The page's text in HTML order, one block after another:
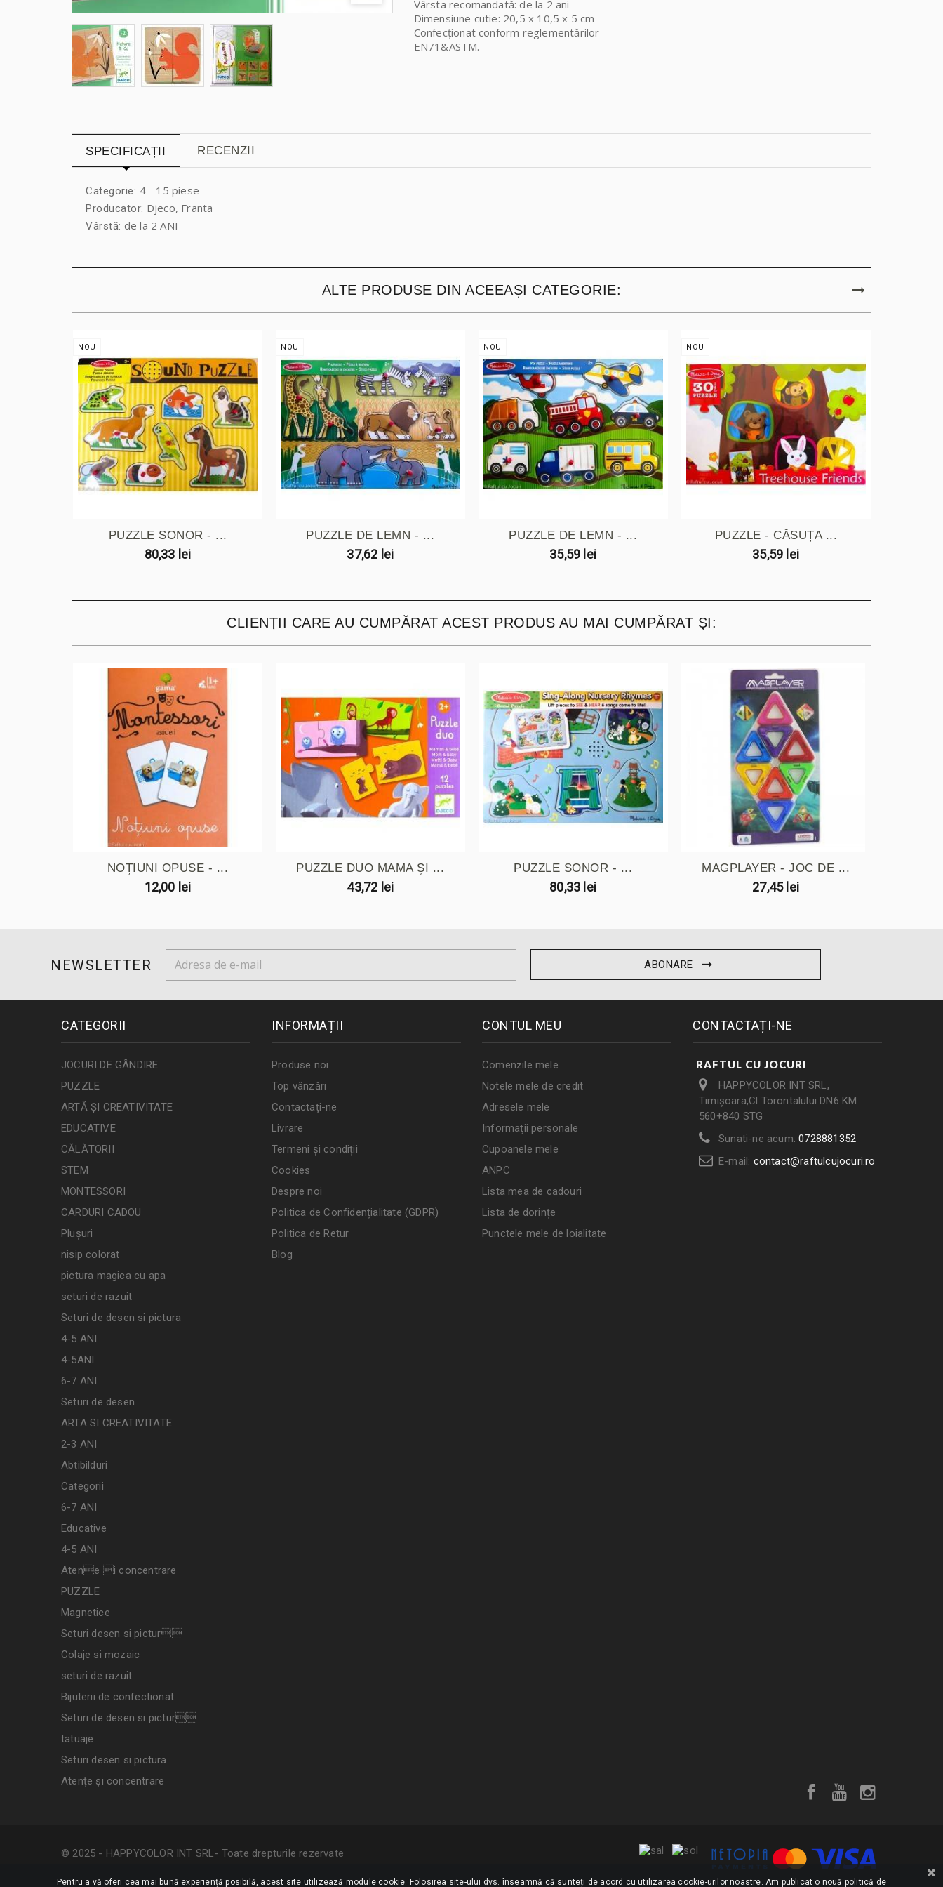
Vârsta recomandată: de la 2 ani
Dimensiune cutie: 20,5 x 10,5 x 5 cm
Confecționat conform reglementărilor
EN71&ASTM.
SPECIFICAȚII RECENZII
Categorie: 4 - 15 piese
Producator: Djeco, Franta
Vârstă: de la 2 ANI
ALTE PRODUSE DIN ACEEAȘI CATEGORIE:
NOU
PUZZLE SONOR - ...
80,33 lei
NOU
PUZZLE DE LEMN - ...
37,62 lei
NOU
PUZZLE DE LEMN - ...
35,59 lei
NOU
PUZZLE - CĂSUȚA ...
35,59 lei
CLIENȚII CARE AU CUMPĂRAT ACEST PRODUS AU MAI CUMPĂRAT ȘI:
NOȚIUNI OPUSE - ...
12,00 lei
PUZZLE DUO MAMA ȘI ...
43,72 lei
PUZZLE SONOR - ...
80,33 lei
MAGPLAYER - JOC DE ...
27,45 lei
NEWSLETTER ABONARE
CATEGORII
JOCURI DE GÂNDIRE
PUZZLE
ARTĂ ȘI CREATIVITATE
EDUCATIVE
CĂLĂTORII
STEM
MONTESSORI
CARDURI CADOU
Plușuri
nisip colorat
pictura magica cu apa
seturi de razuit
Seturi de desen si pictura
4-5 ANI
4-5ANI
6-7 ANI
Seturi de desen
ARTA SI CREATIVITATE
2-3 ANI
Abtibilduri
Categorii
6-7 ANI
Educative
4-5 ANI
Atene i concentrare
PUZZLE
Magnetice
Seturi desen si pictur
Colaje si mozaic
seturi de razuit
Bijuterii de confectionat
Seturi de desen si pictur
tatuaje
Seturi desen si pictura
Atențe și concentrare
INFORMAȚII
Produse noi
Top vânzări
Contactați-ne
Livrare
Termeni și condiții
Cookies
Despre noi
Politica de Confidențialitate (GDPR)
Politica de Retur
Blog
CONTUL MEU
Comenzile mele
Notele mele de credit
Adresele mele
Informaţii personale
Cupoanele mele
ANPC
Lista mea de cadouri
Lista de dorințe
Punctele mele de loialitate
CONTACTAȚI-NE
RAFTUL CU JOCURI
HAPPYCOLOR INT SRL,
Timișoara,Cl Torontalului DN6 KM
560+840 STG
Sunati-ne acum:0728881352
E-mail: contact@raftulcujocuri.ro
© 2025 - HAPPYCOLOR INT SRL- Toate drepturile rezervate
Pentru a vă oferi cea mai bună experiență posibilă, acest site utilizează module cookie. Folosirea site-ului dvs. înseamnă că sunteți de acord cu utilizarea cookie-urilor noastre. Am publicat o nouă politică de